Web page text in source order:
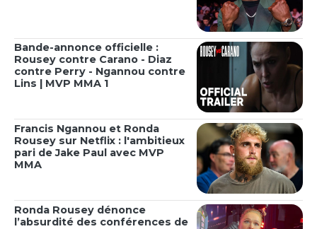
Bande-annonce officielle :
Rousey contre Carano - Diaz
contre Perry - Ngannou contre
Lins | MVP MMA 1
Francis Ngannou et Ronda
Rousey sur Netflix : l'ambitieux
pari de Jake Paul avec MVP
MMA
Ronda Rousey dénonce
l’absurdité des conférences de